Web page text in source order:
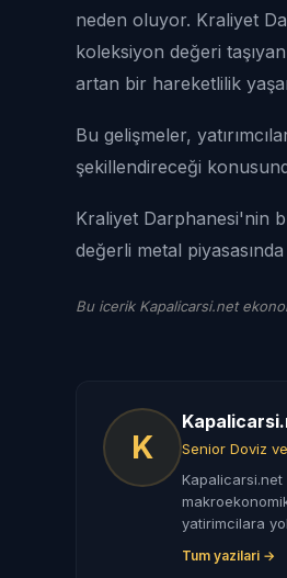
neden oluyor. Kraliyet
koleksiyon değeri
artan bir hareketlilik
Bu gelişmeler,
şekillendireceği
Kraliyet Darphanesi'nin
değerli metal
Bu icerik Kapalicarsi.net
K
Senior Doviz
yatirimcilara
Tum yazilari →